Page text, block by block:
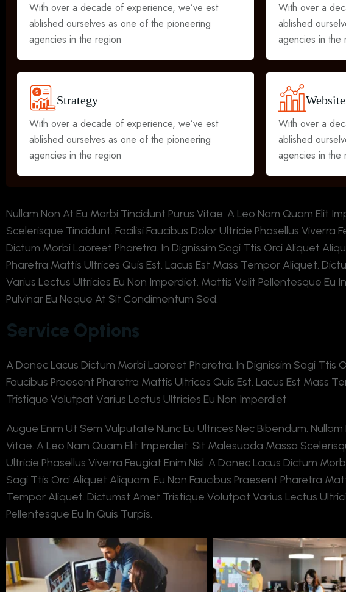
With over a decade of experience, we’ve est
ablished ourselves as one of the pioneering
agencies in the region
STRATEGY
With over a decade of experience, we’ve est
ablished ourselves as one of the pioneering
agencies in the region
With over a
ablished
agencies in the
WEBSITE
With over a
ablished
agencies in the
Nullam Non At Eu Morbi Tincidunt Purus Vitae. A Leo Nam Quam Elit
Scelerisque Tincidunt. Facilisi Faucibus Dolor Ultricie Phasellus Viverra
Dictum Morbi Laoreet Pharetra. In Dignissim Sagi Ttis Orci Aliquet
Pharetra Mattis Ultrices Quis Est. Lacus Est Mass Tempor Aliquet.
Varius Lectus Ultricies Eu Non Imperdiet. Mattis Velit Pellentesque Eu
Pulvinar Eu Neque At Sit Condimentum Sed.
Service Options
A Donec Lacus Dictum Morbi Laoreet Pharetra. In Dignissim Sagi Ttis
Faucibus Praesent Pharetra Mattis Ultrices Quis Est. Lacus Est Mass
Tristique Volutpat Varius Lectus Ultricies Eu Non Imperdiet
Augue Enim Ut Sem Vulputate Nunc Eu Ultrices Nec Bibendum.
Vitae. A Leo Nam Quam Elit Imperdiet. Sit Malesuada Massa
Ultricie Phasellus Viverra Feugiat Enim Nisl. A Donec Lacus Dictum
Sagi Ttis Orci Aliquet Aliquam. Eu Non Faucibus Praesent Pharetra
Tempor Aliquet. Dictumst Amet Tristique Volutpat Varius Lectus
Pellentesque Eu In Quis Turpis.